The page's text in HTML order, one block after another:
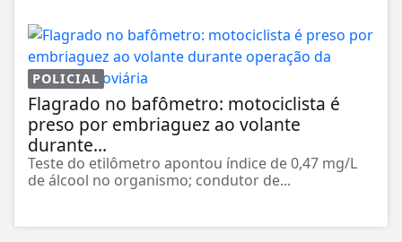
POLICIAL
Flagrado no bafômetro: motociclista é
preso por embriaguez ao volante
durante...
Teste do etilômetro apontou índice de 0,47 mg/L
de álcool no organismo; condutor de...